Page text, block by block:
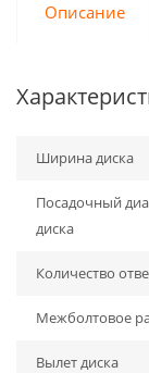
Описание
Ширина диска
Посадочный
диска
Количество
Межболтовое
Вылет диска